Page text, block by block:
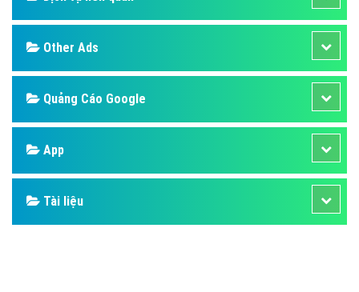
SEO
Banner
Facebook
Google